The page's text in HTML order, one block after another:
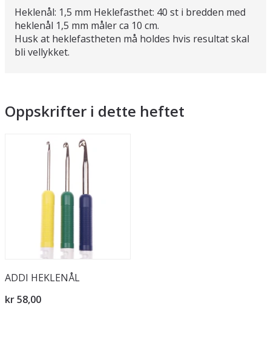
Heklenål: 1,5 mm Heklefasthet: 40 st i bredden med
heklenål 1,5 mm måler ca 10 cm.
Husk at heklefastheten må holdes hvis resultat skal
bli vellykket.
Oppskrifter i dette heftet
ADDI HEKLENÅL
kr 58,00